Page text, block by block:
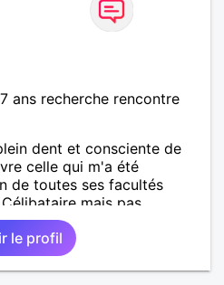
ans recherche rencontre
dent et consciente de
celle qui m'a été
de toutes ses facultés
mais pas
bien remplie. Je ne suis
ni en tant que
Divorcée Mal dans sa
le profil